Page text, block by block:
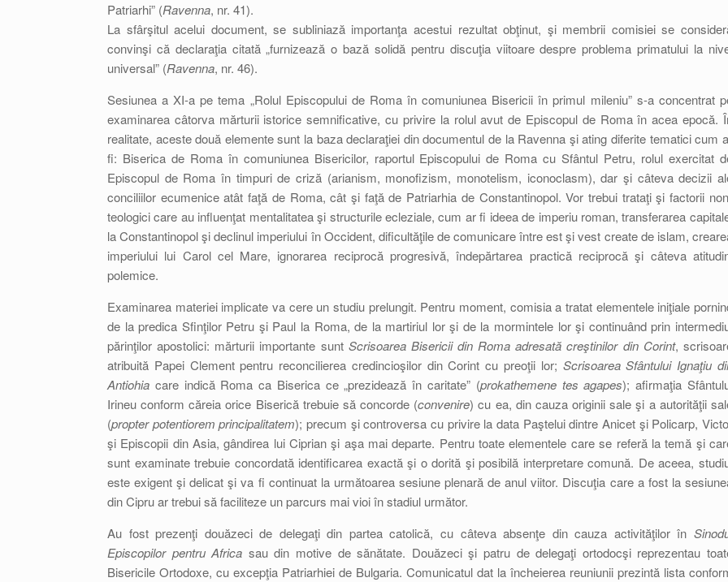
Patriarhi” (Ravenna, nr. 41).
La sfârşitul acelui document, se subliniază importanţa acestui rezultat obţinut, şi membrii comisiei se
convinşi că declaraţia citată „furnizează o bază solidă pentru discuţia viitoare despre problema primatului la
universal” (Ravenna, nr. 46).
Sesiunea a XI-a pe tema „Rolul Episcopului de Roma în comuniunea Bisericii în primul mileniu” s-a concentrat
examinarea câtorva mărturii istorice semnificative, cu privire la rolul avut de Episcopul de Roma în acea epocă.
realitate, aceste două elemente sunt la baza declaraţiei din documentul de la Ravenna şi ating diferite tematici cum
fi: Biserica de Roma în comuniunea Bisericilor, raportul Episcopului de Roma cu Sfântul Petru, rolul exercitat
Episcopul de Roma în timpuri de criză (arianism, monofizism, monotelism, iconoclasm), dar şi câteva decizii
conciliilor ecumenice atât faţă de Roma, cât şi faţă de Patriarhia de Constantinopol. Vor trebui trataţi şi factorii
teologici care au influenţat mentalitatea şi structurile ecleziale, cum ar fi ideea de imperiu roman, transferarea
la Constantinopol şi declinul imperiului în Occident, dificultăţile de comunicare între est şi vest create de islam,
imperiului lui Carol cel Mare, ignorarea reciprocă progresivă, îndepărtarea practică reciprocă şi câteva
polemice.
Examinarea materiei implicate va cere un studiu prelungit. Pentru moment, comisia a tratat elementele iniţiale
de la predica Sfinţilor Petru şi Paul la Roma, de la martiriul lor şi de la mormintele lor şi continuând prin
părinţilor apostolici: mărturii importante sunt Scrisoarea Bisericii din Roma adresată creştinilor din Corint,
atribuită Papei Clement pentru reconcilierea credincioşilor din Corint cu preoţii lor; Scrisoarea Sfântului Ignaţiu
Antiohia care indică Roma ca Biserica ce „prezidează în caritate” (prokathemene tes agapes); afirmaţia
Irineu conform căreia orice Biserică trebuie să concorde (convenire) cu ea, din cauza originii sale şi a autorităţii
(propter potentiorem principalitatem); precum şi controversa cu privire la data Paştelui dintre Anicet şi Policarp,
şi Episcopii din Asia, gândirea lui Ciprian şi aşa mai departe. Pentru toate elementele care se referă la temă şi
sunt examinate trebuie concordată identificarea exactă şi o dorită şi posibilă interpretare comună. De aceea,
este exigent şi delicat şi va fi continuat la următoarea sesiune plenară de anul viitor. Discuţia care a fost la
din Cipru ar trebui să faciliteze un parcurs mai vioi în stadiul următor.
Au fost prezenţi douăzeci de delegaţi din partea catolică, cu câteva absenţe din cauza activităţilor în
Episcopilor pentru Africa sau din motive de sănătate. Douăzeci şi patru de delegaţi ortodocşi reprezentau
Bisericile Ortodoxe, cu excepţia Patriarhiei de Bulgaria. Comunicatul dat la încheierea reuniunii prezintă lista